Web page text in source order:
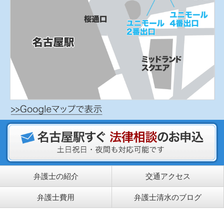
弁護士の紹介 交通アクセス
弁護士費用 弁護士清水のブログ